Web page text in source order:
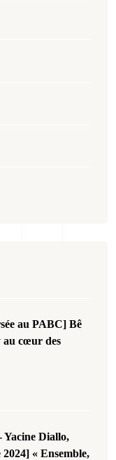
au PABC] Bê
cœur des
Yacine Diallo,
2024] « Ensemble,